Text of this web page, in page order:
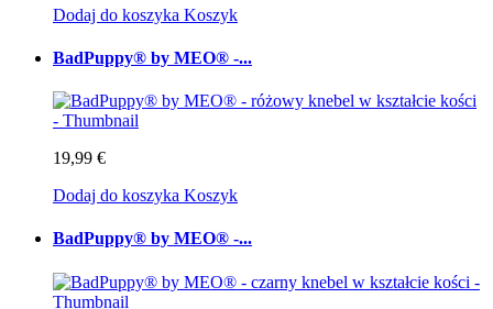
Dodaj do koszyka Koszyk
BadPuppy® by MEO® -...
19,99 €
Dodaj do koszyka Koszyk
BadPuppy® by MEO® -...